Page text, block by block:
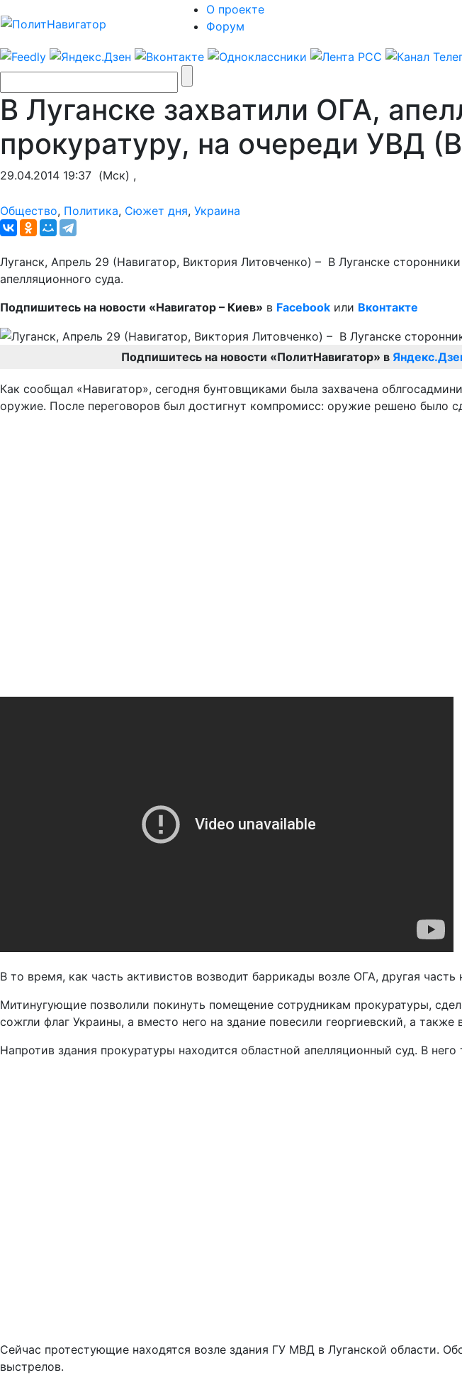
О проекте
Форум
В Луганске захватили ОГА,
прокуратуру, на очереди УВД
29.04.2014 19:37 (Мск) ,
Общество, Политика, Сюжет дня, Украина
Луганск, Апрель 29 (Навигатор, Виктория Литовченко) – В Луганске
апелляционного суда.
Подпишитесь на новости «Навигатор – Киев» в Facebook или Вконтакте
Подпишитесь на новости «ПолитНавигатор» в
Как сообщал «Навигатор», сегодня бунтовщиками была захвачена
оружие. После переговоров был достигнут компромисс: оружие решено было
В то время, как часть активистов возводит баррикады возле ОГА, другая
Митинугующие позволили покинуть помещение сотрудникам прокуратуры,
сожгли флаг Украины, а вместо него на здание повесили георгиевский, а
Напротив здания прокуратуры находится областной апелляционный суд. В
Сейчас протестующие находятся возле здания ГУ МВД в Луганской области.
выстрелов.